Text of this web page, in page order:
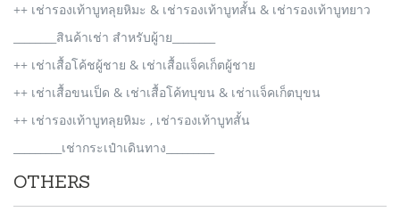
++ เช่ารองเท้าบูทลุยหิมะ & เช่ารองเท้าบูทสั้น & เช่ารองเท้าบูทยาว
________สินค้าเช่า สำหรับผู้าย________
++ เช่าเสื้อโค้ชผู้ชาย & เช่าเสื้อแจ็คเก็ตผู้ชาย
++ เช่าเสื้อขนเป็ด & เช่าเสื้อโค้ทบุขน & เช่าแจ็คเก็ตบุขน
++ เช่ารองเท้าบูทลุยหิมะ , เช่ารองเท้าบูทสั้น
_________เช่ากระเป๋าเดินทาง_________
OTHERS